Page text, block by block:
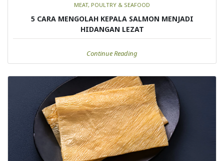
MEAT, POULTRY & SEAFOOD
5 CARA MENGOLAH KEPALA SALMON MENJADI
HIDANGAN LEZAT
Continue Reading